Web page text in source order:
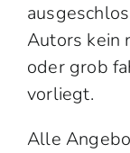
Autors kein
oder grob
vorliegt.
Alle